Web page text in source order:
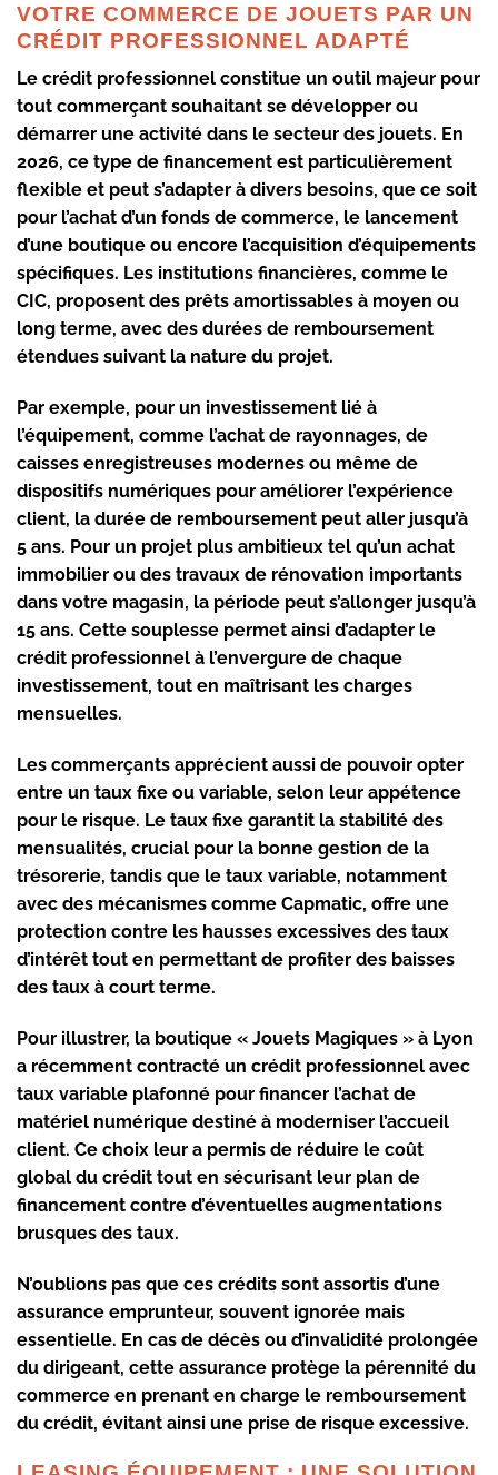
VOTRE COMMERCE DE JOUETS PAR UN
CRÉDIT PROFESSIONNEL ADAPTÉ
Le crédit professionnel constitue un outil majeur pour
tout commerçant souhaitant se développer ou
démarrer une activité dans le secteur des jouets. En
2026, ce type de financement est particulièrement
flexible et peut s’adapter à divers besoins, que ce soit
pour l’achat d’un fonds de commerce, le lancement
d’une boutique ou encore l’acquisition d’équipements
spécifiques. Les institutions financières, comme le
CIC, proposent des prêts amortissables à moyen ou
long terme, avec des durées de remboursement
étendues suivant la nature du projet.
Par exemple, pour un investissement lié à
l’équipement, comme l’achat de rayonnages, de
caisses enregistreuses modernes ou même de
dispositifs numériques pour améliorer l’expérience
client, la durée de remboursement peut aller jusqu’à
5 ans. Pour un projet plus ambitieux tel qu’un achat
immobilier ou des travaux de rénovation importants
dans votre magasin, la période peut s’allonger jusqu’à
15 ans. Cette souplesse permet ainsi d’adapter le
crédit professionnel à l’envergure de chaque
investissement, tout en maîtrisant les charges
mensuelles.
Les commerçants apprécient aussi de pouvoir opter
entre un taux fixe ou variable, selon leur appétence
pour le risque. Le taux fixe garantit la stabilité des
mensualités, crucial pour la bonne gestion de la
trésorerie, tandis que le taux variable, notamment
avec des mécanismes comme Capmatic, offre une
protection contre les hausses excessives des taux
d’intérêt tout en permettant de profiter des baisses
des taux à court terme.
Pour illustrer, la boutique « Jouets Magiques » à Lyon
a récemment contracté un crédit professionnel avec
taux variable plafonné pour financer l’achat de
matériel numérique destiné à moderniser l’accueil
client. Ce choix leur a permis de réduire le coût
global du crédit tout en sécurisant leur plan de
financement contre d’éventuelles augmentations
brusques des taux.
N’oublions pas que ces crédits sont assortis d’une
assurance emprunteur, souvent ignorée mais
essentielle. En cas de décès ou d’invalidité prolongée
du dirigeant, cette assurance protège la pérennité du
commerce en prenant en charge le remboursement
du crédit, évitant ainsi une prise de risque excessive.